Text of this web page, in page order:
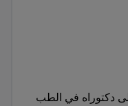
دكتوراه في الطب